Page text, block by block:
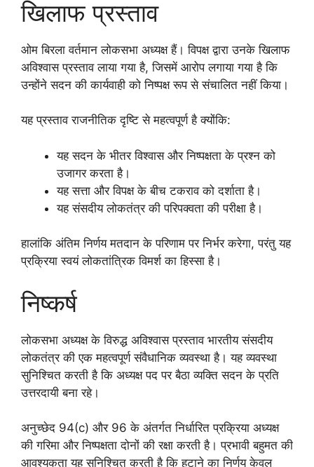
खिलाफ प्रस्ताव
ओम बिरला वर्तमान लोकसभा अध्यक्ष हैं। विपक्ष द्वारा उनके खिलाफ
अविश्वास प्रस्ताव लाया गया है, जिसमें आरोप लगाया गया है कि
उन्होंने सदन की कार्यवाही को निष्पक्ष रूप से संचालित नहीं किया।
यह प्रस्ताव राजनीतिक दृष्टि से महत्वपूर्ण है क्योंकि:
यह सदन के भीतर विश्वास और निष्पक्षता के प्रश्न को
उजागर करता है।
यह सत्ता और विपक्ष के बीच टकराव को दर्शाता है।
यह संसदीय लोकतंत्र की परिपक्वता की परीक्षा है।
हालांकि अंतिम निर्णय मतदान के परिणाम पर निर्भर करेगा, परंतु यह
प्रक्रिया स्वयं लोकतांत्रिक विमर्श का हिस्सा है।
निष्कर्ष
लोकसभा अध्यक्ष के विरुद्ध अविश्वास प्रस्ताव भारतीय संसदीय
लोकतंत्र की एक महत्वपूर्ण संवैधानिक व्यवस्था है। यह व्यवस्था
सुनिश्चित करती है कि अध्यक्ष पद पर बैठा व्यक्ति सदन के प्रति
उत्तरदायी बना रहे।
अनुच्छेद 94(c) और 96 के अंतर्गत निर्धारित प्रक्रिया अध्यक्ष
की गरिमा और निष्पक्षता दोनों की रक्षा करती है। प्रभावी बहुमत की
आवश्यकता यह सुनिश्चित करती है कि हटाने का निर्णय केवल